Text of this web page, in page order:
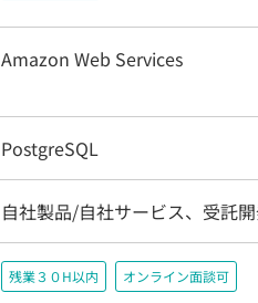
Amazon Web Services
PostgreSQL
自社製品/自社サービス、受託開
残業３０H以内 オンライン面談可